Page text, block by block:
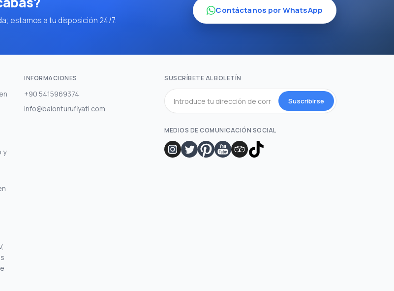
estamos a tu disposición 24/7.
Contáctanos por WhatsApp
y
INFORMACIONES
+90 5415969374
info@balonturufiyati.com
SUSCRÍBETE AL BOLETÍN
Suscribirse
MEDIOS DE COMUNICACIÓN SOCIAL